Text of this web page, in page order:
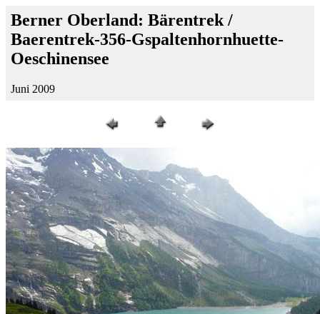
Berner Oberland: Bärentrek /
Baerentrek-356-Gspaltenhornhuette-
Oeschinensee
Juni 2009